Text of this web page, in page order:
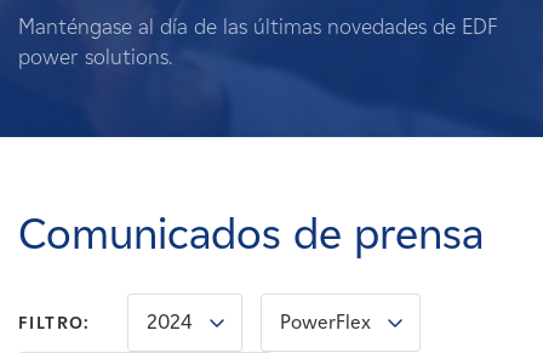
Terratenientes
Carreras
Noticias
Manténgase al día de las últimas novedades de EDF
power solutions.
Comunicados de prensa
FILTRO: 2024 PowerFlex